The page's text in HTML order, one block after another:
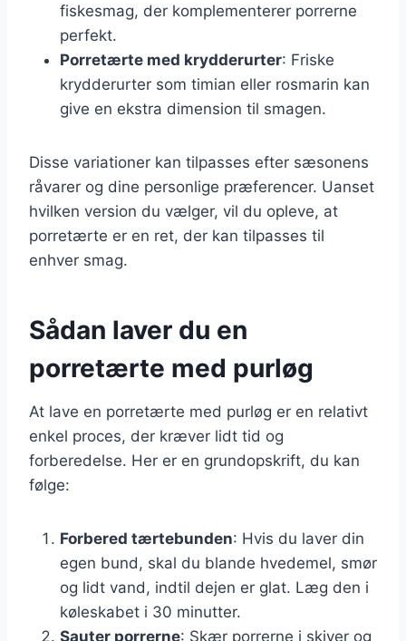
fiskesmag, der komplementerer porrerne
perfekt.
Porretærte med krydderurter: Friske
krydderurter som timian eller rosmarin kan
give en ekstra dimension til smagen.
Disse variationer kan tilpasses efter sæsonens
råvarer og dine personlige præferencer. Uanset
hvilken version du vælger, vil du opleve, at
porretærte er en ret, der kan tilpasses til
enhver smag.
Sådan laver du en
porretærte med purløg
At lave en porretærte med purløg er en relativt
enkel proces, der kræver lidt tid og
forberedelse. Her er en grundopskrift, du kan
følge:
Forbered tærtebunden: Hvis du laver din
egen bund, skal du blande hvedemel, smør
og lidt vand, indtil dejen er glat. Læg den i
køleskabet i 30 minutter.
Sauter porrerne: Skær porrerne i skiver og